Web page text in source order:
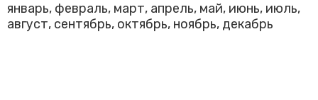
январь, февраль, март, апрель, май, июнь, июль,
август, сентябрь, октябрь, ноябрь, декабрь